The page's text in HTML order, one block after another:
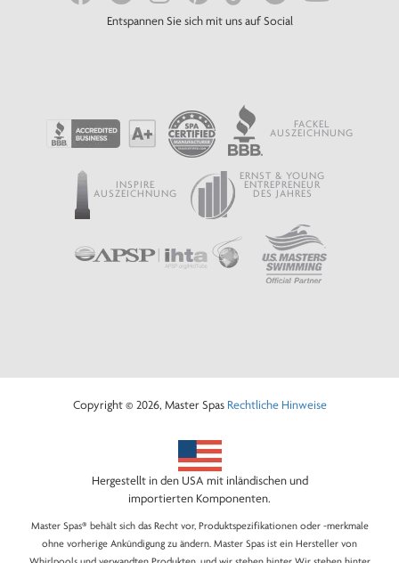
Entspannen Sie sich mit uns auf Social
FACKEL
AUSZEICHNUNG
INSPIRE
AUSZEICHNUNG
ERNST & YOUNG
ENTREPRENEUR
DES JAHRES
Copyright © 2026, Master Spas Rechtliche Hinweise
Hergestellt in den USA mit inländischen und
importierten Komponenten.
Master Spas® behält sich das Recht vor, Produktspezifikationen oder -merkmale
ohne vorherige Ankündigung zu ändern. Master Spas ist ein Hersteller von